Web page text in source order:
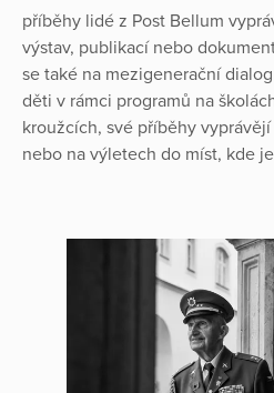
příběhy lidé z Post Bellum
výstav, publikací nebo
se také na mezigenerační
děti v rámci programů na
kroužcích, své příběhy
nebo na výletech do míst, kde